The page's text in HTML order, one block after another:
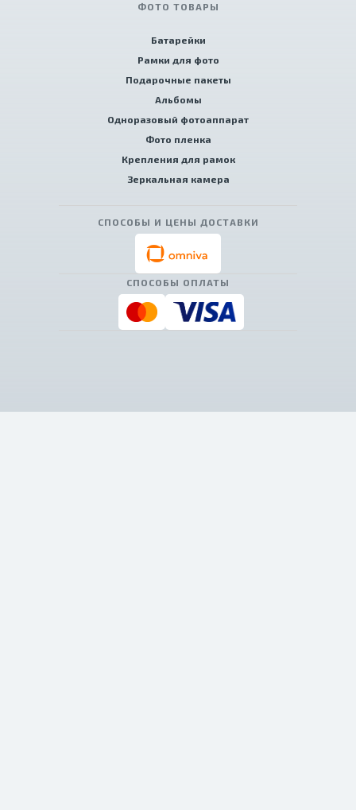
ФОТО ТОВАРЫ
Батарейки
Рамки для фото
Подарочные пакеты
Альбомы
Одноразовый фотоаппарат
Фото пленка
Крепления для рамок
Зеркальная камера
СПОСОБЫ И ЦЕНЫ ДОСТАВКИ
СПОСОБЫ ОПЛАТЫ